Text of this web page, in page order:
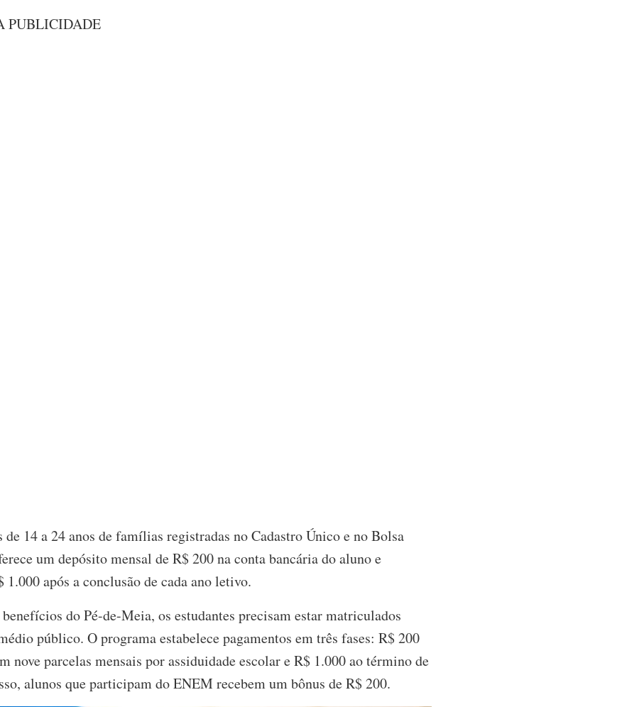
PUBLICIDADE
14 a 24 anos de famílias registradas no Cadastro Único e no Bolsa
um depósito mensal de R$ 200 na conta bancária do aluno e
1.000 após a conclusão de cada ano letivo.
do Pé-de-Meia, os estudantes precisam estar matriculados
público. O programa estabelece pagamentos em três fases: R$ 200
nove parcelas mensais por assiduidade escolar e R$ 1.000 ao término de
alunos que participam do ENEM recebem um bônus de R$ 200.